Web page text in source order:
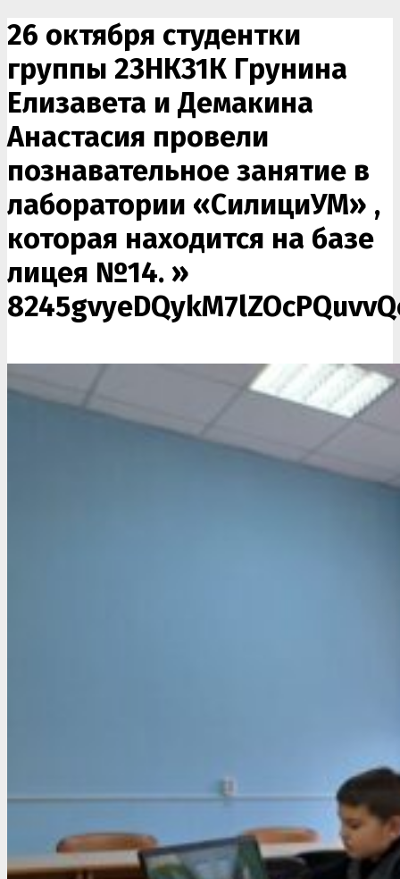
26 октября студентки
группы 23НК31К Грунина
Елизавета и Демакина
Анастасия провели
познавательное занятие в
лаборатории «СилициУМ» ,
которая находится на базе
лицея №14. »